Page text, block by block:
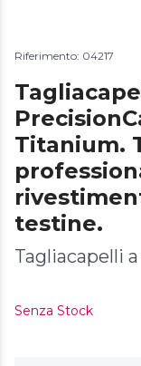
Riferimento: 04217
Titanium.
testine.
Tagliacapelli
Senza Stock